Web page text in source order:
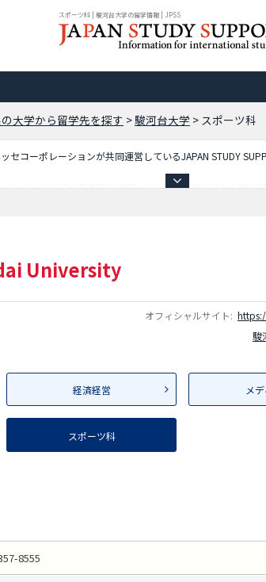
スポーツ科 | 駿河台大学の留学情報 | JPSS
大学から留学先を探す >駿河台大学 > スポーツ科
セコーポレーションが共同運営しているJAPAN STUDY
おり、法学部や経済経営学部やメディア情報学部や心理
University
オフィシャルサイト:
駿
経済経営 メ
スポーツ科
8555